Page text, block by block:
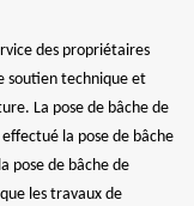
des propriétaires
soutien technique et
La pose de bâche de
la pose de bâche
pose de bâche de
les travaux de